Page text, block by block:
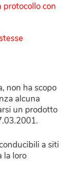
protocollo con
non ha scopo
alcuna
un prodotto
a siti
la loro